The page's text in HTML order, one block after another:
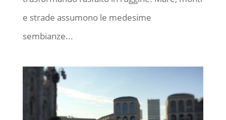
e strade assumono le medesime
sembianze...